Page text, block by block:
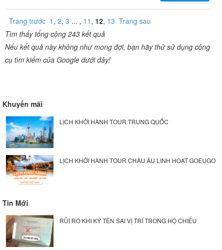
Trang trước 1 , 2, 3 ... , 11 , 12, 13 Trang sau
Tìm thấy tổng cộng 243 kết quả
Nếu kết quả này không như mong đợi, bạn hãy thử sử dụng công
cụ tìm kiếm của Google dưới đây!
Khuyến mãi
LỊCH KHỞI HÀNH TOUR TRUNG QUỐC
LỊCH KHỞI HÀNH TOUR CHÂU ÂU LINH HOẠT GOEUGO
Tin Mới
RỦI RO KHI KÝ TÊN SAI VỊ TRÍ TRONG HỘ CHIẾU